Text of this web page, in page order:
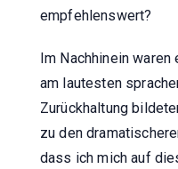
empfehlenswert?
Im Nachhinein
am lautesten
Zurückhaltung
zu den
dass ich mich auf